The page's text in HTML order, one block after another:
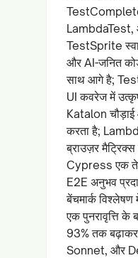
TestSprite
और AI-जनित
साथ आगे है;
UI कवरेज में
Katalon
करता है;
ब्राउज़र
Cypress एक
E2E अनुभव
बेंचमार्क
एक पुनरावृत्ति के
93% तक
Sonnet, और